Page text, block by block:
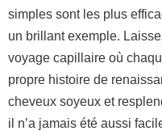
simples sont les plus
un brillant exemple.
voyage capillaire où
propre histoire de
cheveux soyeux et
il n’a jamais été aussi